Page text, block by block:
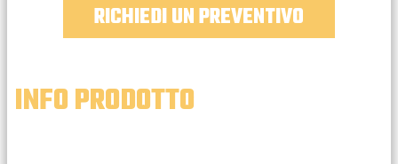
RICHIEDI UN PREVENTIVO
INFO PRODOTTO